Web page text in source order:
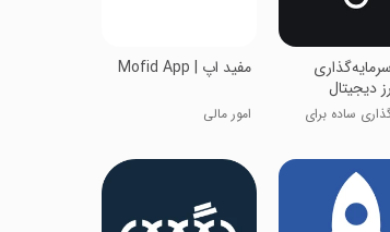
دیجیتال
ساده برای
مفید اپ | Mofid App
امور مالی